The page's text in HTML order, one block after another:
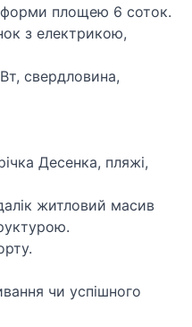
форми площею 6 соток.
з електрикою,
свердловина,
Десенка, пляжі,
житловий масив
чи успішного